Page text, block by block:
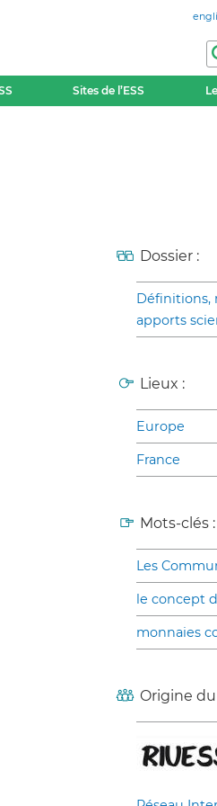
Sites de l’ESS
Dossier :
Définitions,
apports
Lieux :
Europe
France
Mots-clés :
Les
le concept
monnaies
Origine